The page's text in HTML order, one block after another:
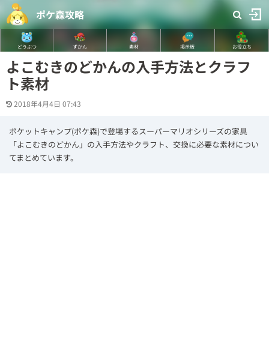
ポケ森攻略
どうぶつ ずかん 素材 掲示板 お役立ち
よこむきのどかんの入手方法とクラフ
ト素材
2018年4月4日 07:43
ポケットキャンプ(ポケ森)で登場するスーパーマリオシリーズの家具
「よこむきのどかん」の入手方法やクラフト、交換に必要な素材につい
てまとめています。